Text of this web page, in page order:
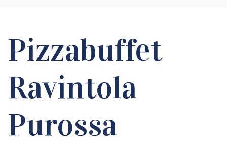
Pizzabuffet
Ravintola
Purossa